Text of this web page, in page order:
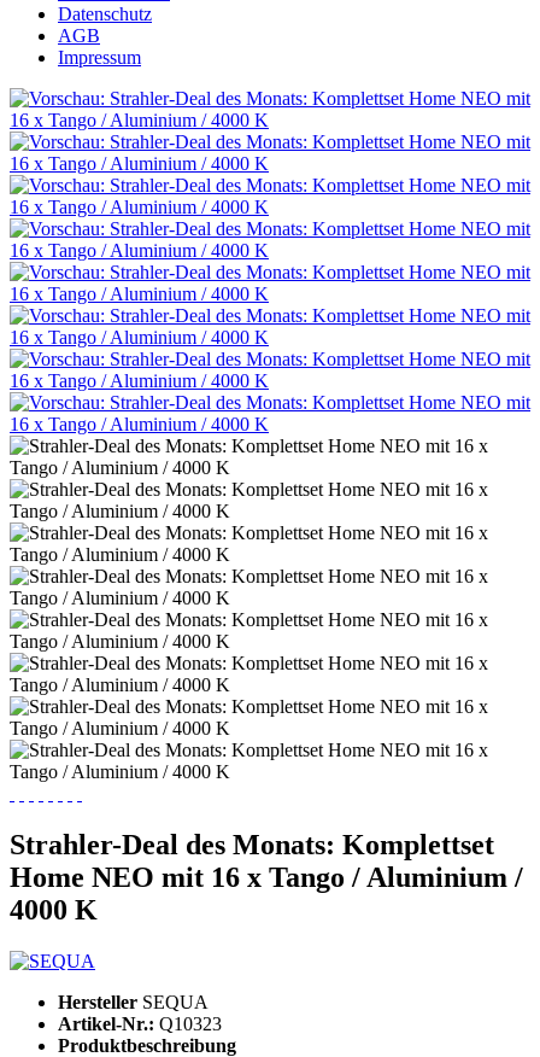
Datenschutz
AGB
Impressum
Strahler-Deal des Monats: Komplettset
Home NEO mit 16 x Tango / Aluminium /
4000 K
Hersteller SEQUA
Artikel-Nr.: Q10323
Produktbeschreibung